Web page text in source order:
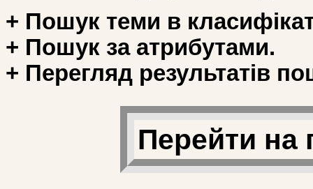
+ Пошук теми в
+ Пошук за атрибутами.
+ Перегляд результатів
Перейти на